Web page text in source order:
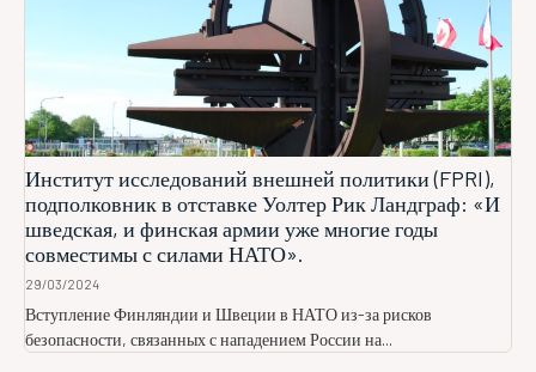
Институт исследований внешней политики (FPRI),
подполковник в отставке Уолтер Рик Ландграф: «И
шведская, и финская армии уже многие годы
совместимы с силами НАТО».
29/03/2024
Вступление Финляндии и Швеции в НАТО из-за рисков
безопасности, связанных с нападением России на...